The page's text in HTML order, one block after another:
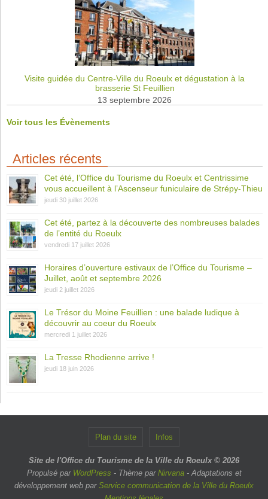
Visite guidée du Centre-Ville du Roeulx et dégustation à la
brasserie St Feuillien
13 septembre 2026
Voir tous les Évènements
Articles récents
Cet été, l’Office du Tourisme du Roeulx et Centrissime
vous accueillent à l’Ascenseur funiculaire de Strépy-Thieu
jeudi 30 juillet 2026
Cet été, partez à la découverte des nombreuses balades
de l’entité du Roeulx
vendredi 17 juillet 2026
Horaires d’ouverture estivaux de l’Office du Tourisme –
Juillet, août et septembre 2026
jeudi 2 juillet 2026
Le Trésor du Moine Feuillien : une balade ludique à
découvrir au coeur du Roeulx
mercredi 1 juillet 2026
La Tresse Rhodienne arrive !
jeudi 18 juin 2026
Plan du site Infos
Site de l'Office du Tourisme de la Ville du Roeulx © 2026
Propulsé par WordPress - Thème par Nirvana- Adaptations et
développement web par Service communication de la Ville du Roeulx